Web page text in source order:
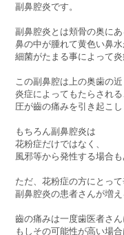
副鼻腔炎です。
副鼻腔炎とは頬骨の奥に
鼻の中が腫れて黄色い鼻水
細菌がたまる事によって炎
この副鼻腔は上の奥歯の近
炎症によってもたらされる
圧が齒の痛みを引き起こし
もちろん副鼻腔炎は
花粉症だけではなく、
風邪等から発性する場合も
ただ、花粉症の方にとっ
副鼻腔炎の患者さんが増え
齒の痛みは一度歯医者さん
もしその可能性が高い場